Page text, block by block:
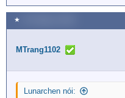
e
a
c
i
n
s
★
MTrang1102
Lunarchen nói: